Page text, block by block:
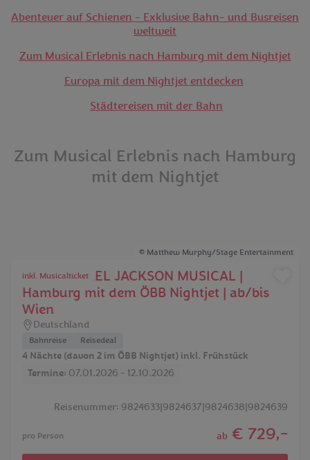
Abenteuer auf Schienen – Exklusive Bahn- und Busreisen
weltweit
Zum Musical Erlebnis nach Hamburg mit dem Nightjet
Europa mit dem Nightjet entdecken
Städtereisen mit der Bahn
Zum Musical Erlebnis nach Hamburg
mit dem Nightjet
Matthew Murphy/Stage Entertainment
inkl. Musicalticket
DAS MICHAEL JACKSON MUSICAL |
Hamburg mit dem ÖBB Nightjet | ab/bis
Wien
Deutschland
Bahnreise Reisedeal
4 Nächte (davon 2 im ÖBB Nightjet) inkl. Frühstück
Termine: 07.01.2026 - 12.10.2026
Reisenummer: 9824633|9824637|9824638|9824639
pro Person ab € 729,-